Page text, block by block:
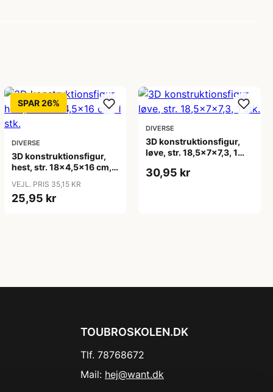
SPAR 26%
DIVERSE
3D konstruktionsfigur,
hest, str. 18x4,5x16 cm, 1
VEJL. PRIS 35,15 KR
25,95 kr
DIVERSE
3D konstruktionsfigur,
løve, str. 18,5x7x7,3, 1
30,95 kr
TOUBROSKOLEN.DK
Tlf. 78768672
Mail: hej@want.dk